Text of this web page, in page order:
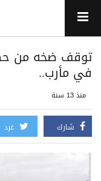
توقف ضخه من
في مأرب..
منذ 13 سنة
شارك غرد